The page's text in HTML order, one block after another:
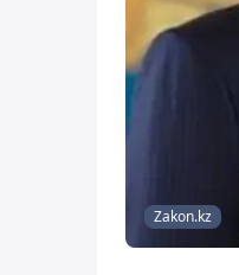
Zakon.kz